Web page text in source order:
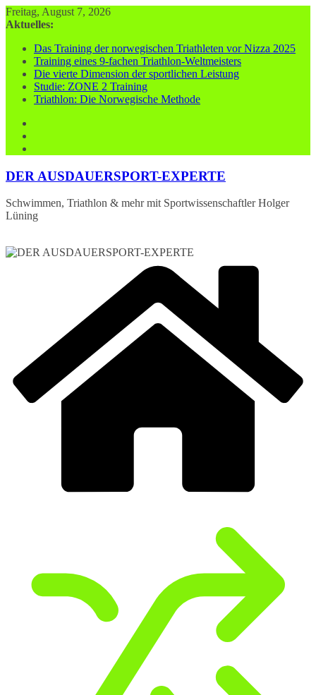
Zum
Inhalt
Freitag, August 7, 2026
Aktuelles:
Das Training der norwegischen Triathleten vor Nizza 2025
Training eines 9-fachen Triathlon-Weltmeisters
Die vierte Dimension der sportlichen Leistung
Studie: ZONE 2 Training
Triathlon: Die Norwegische Methode
DER AUSDAUERSPORT-EXPERTE
Schwimmen, Triathlon & mehr mit Sportwissenschaftler Holger
Lüning